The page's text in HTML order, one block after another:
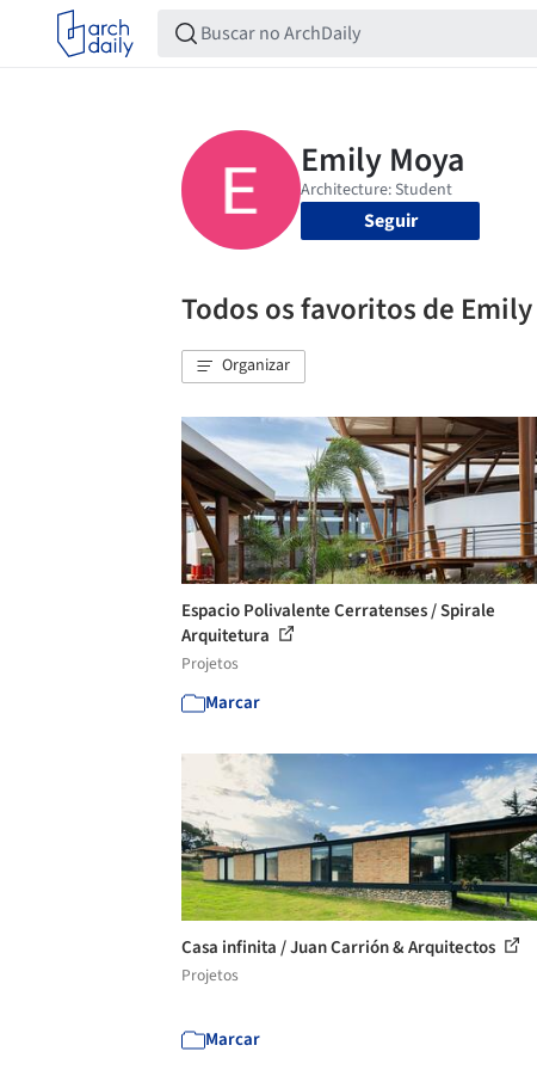
Seguir
Todos os favoritos de
Organizar
Espacio Polivalente Cerratenses / Spirale
Arquitetura
Projetos
Marcar
Casa infinita / Juan Carrión & Arquitectos
Projetos
Marcar